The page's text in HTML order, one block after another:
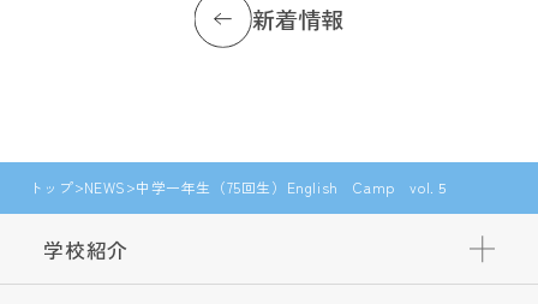
新着情報
トップ NEWS 中学一年生（75回生）English Camp vol.５
学校紹介